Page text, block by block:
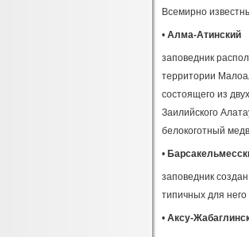
Всемирно
• Алма-Атинский
заповедник
территории
состоящего из
Заилийского
белокоготный
•
заповедник
типичных для
• Аксу-